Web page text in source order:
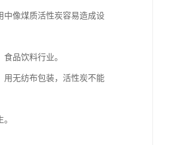
中像煤质活性炭容易造成设
品饮料行业。
用无纺布包装，活性炭不能